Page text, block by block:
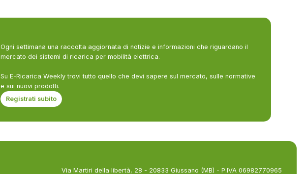
Ogni settimana una raccolta aggiornata di notizie e informazioni che riguardano il
mercato dei sistemi di ricarica per mobilità elettrica.
Su E-Ricarica Weekly trovi tutto quello che devi sapere sul mercato, sulle normative
e sui nuovi prodotti.
Registrati subito
Via Martiri della libertà, 28 - 20833 Giussano (MB) - P.IVA 06982770965